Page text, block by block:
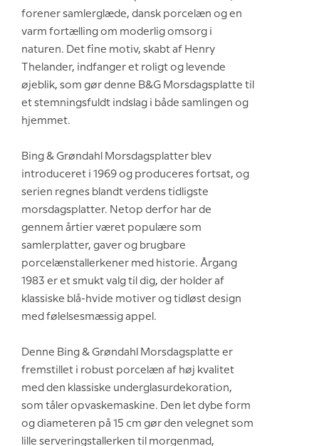
forener samlerglæde, dansk porcelæn og en
varm fortælling om moderlig omsorg i
naturen. Det fine motiv, skabt af Henry
Thelander, indfanger et roligt og levende
øjeblik, som gør denne B&G Morsdagsplatte til
et stemningsfuldt indslag i både samlingen og
hjemmet.
Bing & Grøndahl Morsdagsplatter blev
introduceret i 1969 og produceres fortsat, og
serien regnes blandt verdens tidligste
morsdagsplatter. Netop derfor har de
gennem årtier været populære som
samlerplatter, gaver og brugbare
porcelænstallerkener med historie. Årgang
1983 er et smukt valg til dig, der holder af
klassiske blå-hvide motiver og tidløst design
med følelsesmæssig appel.
Denne Bing & Grøndahl Morsdagsplatte er
fremstillet i robust porcelæn af høj kvalitet
med den klassiske underglasurdekoration,
som tåler opvaskemaskine. Den let dybe form
og diameteren på 15 cm gør den velegnet som
lille serveringstallerken til morgenmad,